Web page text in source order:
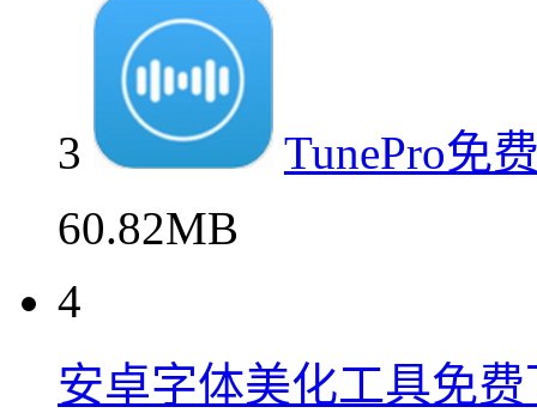
3
TunePro免
60.82MB
4
安卓字体美化工具免